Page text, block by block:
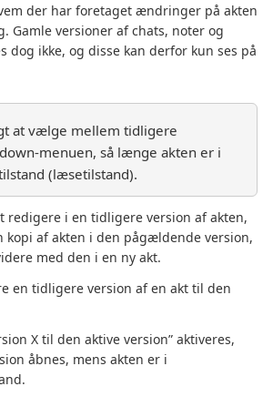
der har foretaget ændringer på akten
Gamle versioner af chats, noter og
dog ikke, og disse kan derfor kun ses på
at vælge mellem tidligere
menuen, så længe akten er i
(læsetilstand).
redigere i en tidligere version af akten,
kopi af akten i den pågældende version,
med den i en ny akt.
en tidligere version af en akt til den
X til den aktive version” aktiveres,
åbnes, mens akten er i